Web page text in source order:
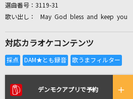
全国りれき
リアルタイムで歌われて
選曲番号： 3119-31
May God bless and keep you
対応カラオケコンテンツ
デンモクアプリで予約